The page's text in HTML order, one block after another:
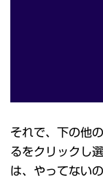
それで、下の他
るをクリックし
は、やってない